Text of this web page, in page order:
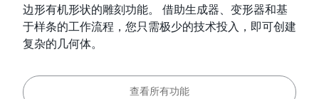
边形有机形状的雕刻功能。 借助生成器、变形器和基
于样条的工作流程，您只需极少的技术投入，即可创建
复杂的几何体。
查看所有功能